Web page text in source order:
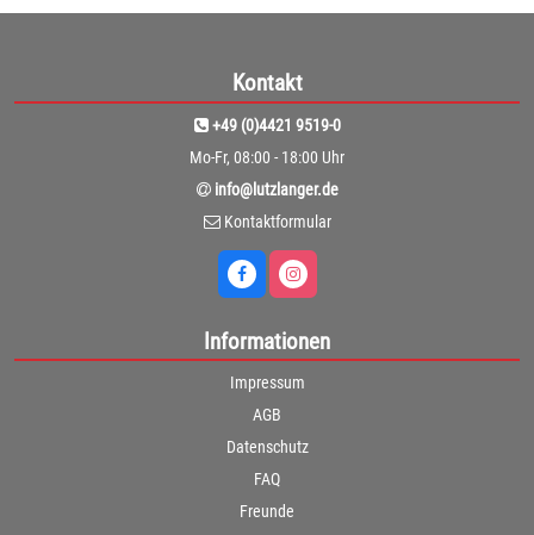
Kontakt
+49 (0)4421 9519-0
Mo-Fr, 08:00 - 18:00 Uhr
info@lutzlanger.de
Kontaktformular
Informationen
Impressum
AGB
Datenschutz
FAQ
Freunde